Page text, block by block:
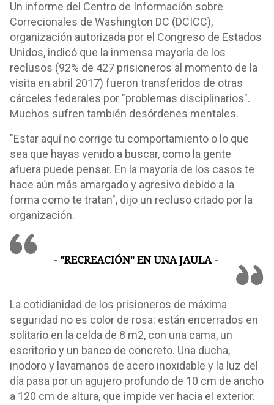
Un informe del Centro de Información sobre
Correcionales de Washington DC (DCICC),
organización autorizada por el Congreso de Estados
Unidos, indicó que la inmensa mayoría de los
reclusos (92% de 427 prisioneros al momento de la
visita en abril 2017) fueron transferidos de otras
cárceles federales por "problemas disciplinarios".
Muchos sufren también desórdenes mentales.
"Estar aquí no corrige tu comportamiento o lo que
sea que hayas venido a buscar, como la gente
afuera puede pensar. En la mayoría de los casos te
hace aún más amargado y agresivo debido a la
forma como te tratan", dijo un recluso citado por la
organización.
- "RECREACIÓN" EN UNA JAULA -
La cotidianidad de los prisioneros de máxima
seguridad no es color de rosa: están encerrados en
solitario en la celda de 8 m2, con una cama, un
escritorio y un banco de concreto. Una ducha,
inodoro y lavamanos de acero inoxidable y la luz del
día pasa por un agujero profundo de 10 cm de ancho
a 120 cm de altura, que impide ver hacia el exterior.